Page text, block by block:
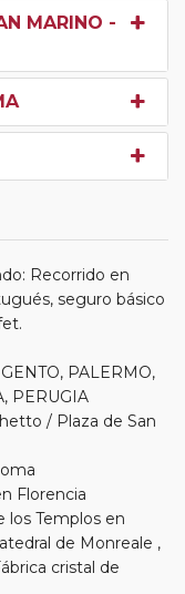
MARINO -
Recorrido en
seguro básico
PALERMO,
PERUGIA
/ Plaza de San
Florencia
los Templos en
de Monreale ,
cristal de